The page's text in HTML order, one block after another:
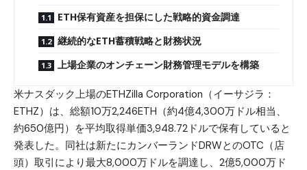
ETH保有資産を担保にした戦略的資金調達
継続的なETH蓄積戦略と財務状況
上場企業のオンチェーン財務管理モデルを構築
米ナスダック上場のETHZilla Corporation（イーサジラ：
ETHZ）は、総額10万2,246ETH（約4億4,300万ドル相当、
約650億円）を平均取得単価3,948.72ドルで保有していると
発表した。同社は新たにカンバーランドDRWとのOTC（店
頭）取引により最大8,000万ドルを調達し、2億5,000万ド